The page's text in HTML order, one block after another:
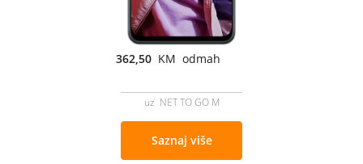
362,50 KM odmah
uz NET TO GO M
Saznaj više